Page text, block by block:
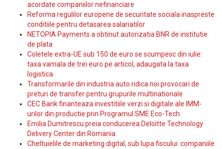
acordate companiilor nefinanciare
Reforma regulilor europene de securitate sociala inaspreste
conditiile pentru detasarea salariatilor
NETOPIA Payments a obtinut autorizatia BNR de institutie
de plata
Coletele extra-UE sub 150 de euro se scumpesc din iulie:
taxa vamala de trei euro pe articol, adaugata la taxa
logistica
Transformarile din industria auto ridica noi provocari de
preturi de transfer pentru grupurile multinationale
CEC Bank finanteaza investitiile verzi si digitale ale IMM-
urilor din productie prin Programul SME Eco-Tech
Emilia Dumitrescu preia conducerea Deloitte Technology
Delivery Center din Romania
Cheltuielile de marketing digital, sub lupa fiscului: companiile